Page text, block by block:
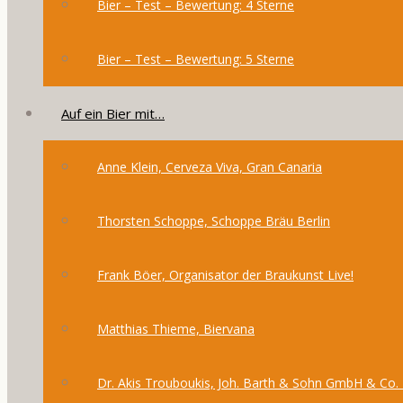
Bier – Test – Bewertung: 4 Sterne
Bier – Test – Bewertung: 5 Sterne
Auf ein Bier mit…
Anne Klein, Cerveza Viva, Gran Canaria
Thorsten Schoppe, Schoppe Bräu Berlin
Frank Böer, Organisator der Braukunst Live!
Matthias Thieme, Biervana
Dr. Akis Trouboukis, Joh. Barth & Sohn GmbH & Co.